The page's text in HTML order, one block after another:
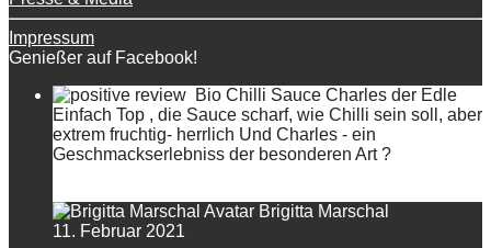
Impressum
Genießer auf Facebook!
Bio Chilli Sauce Charles der Edle
Einfach Top , die Sauce scharf, wie Chilli sein soll, aber
extrem fruchtig- herrlich Und Charles - ein
Geschmackserlebniss der besonderen Art ?
Brigitta Marschal
11. Februar 2021